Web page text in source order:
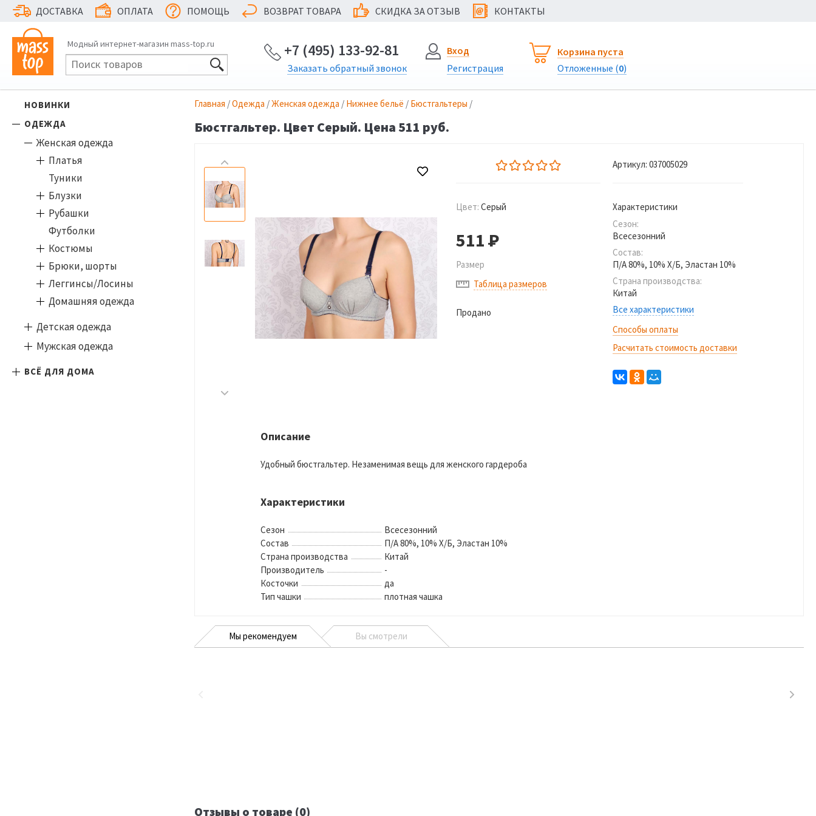
ДОСТАВКА ОПЛАТА ПОМОЩЬ ВОЗВРАТ ТОВАРА СКИДКА ЗА ОТЗЫВ @ КОНТАКТЫ
Модный интернет-магазин mass-top.ru +7 (495) 133-92-81
Заказать обратный звонок
Вход
Регистрация
Корзина пуста
Отложенные (0)
НОВИНКИ
ОДЕЖДА
Женская одежда
Платья
Туники
Блузки
Рубашки
Футболки
Костюмы
Брюки, шорты
Леггинсы/Лосины
Домашняя одежда
Детская одежда
Мужская одежда
ВСЁ ДЛЯ ДОМА
Главная /Одежда /Женская одежда / Нижнее бельё / Бюстгальтеры /
Бюстгальтер. Цвет Серый. Цена 511 руб.
Цвет: Серый
511Р
Размер
Таблица размеров
Продано
Артикул: 037005029
Характеристики
Сезон:
Всесезонний
Состав:
П/А 80%, 10% Х/Б, Эластан 10%
Страна производства:
Китай
Все характеристики
Способы оплаты
Расчитать стоимость доставки
Описание
Удобный бюстгальтер. Незаменимая вещь для женского гардероба
Характеристики
Сезон
Всесезонний
Состав
П/А 80%, 10% Х/Б, Эластан 10%
Страна производства
Китай
Производитель
-
Косточки
да
Тип чашки
плотная чашка
Мы рекомендуем Вы смотрели
Отзывы о товаре (0)